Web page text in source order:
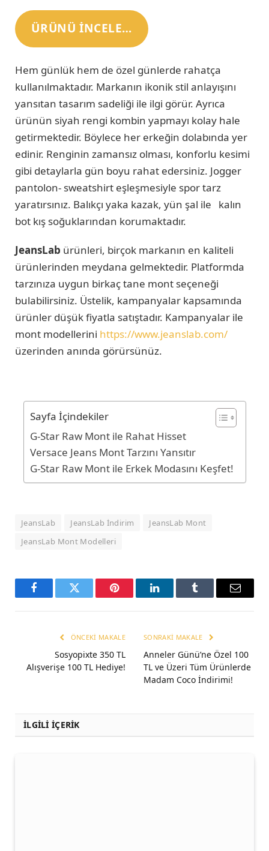
ÜRÜNÜ INCELE…
Hem günlük hem de özel günlerde rahatça
kullanılmaktadır. Markanın ikonik stil anlayışını
yansıtan tasarım sadeliği ile ilgi görür. Ayrıca
ürünün siyah rengi kombin yapmayı kolay hale
getirmektedir. Böylece her erkeğin dolabında yer
edinir. Renginin zamansız olması, konforlu kesimi
gibi detaylarla gün boyu rahat edersiniz. Jogger
pantolon- sweatshirt eşleşmesiyle spor tarz
yaratırsınız. Balıkçı yaka kazak, yün şal ile kalın
bot kış soğuklarından korumaktadır.
JeansLab ürünleri, birçok markanın en kaliteli
ürünlerinden meydana gelmektedir. Platformda
tarzınıza uygun birkaç tane mont seçeneği
bulabilirsiniz. Üstelik, kampanyalar kapsamında
ürünler düşük fiyatla satıştadır. Kampanyalar ile
mont modellerini https://www.jeanslab.com/
üzerinden anında görürsünüz.
Sayfa İçindekiler
G-Star Raw Mont ile Rahat Hisset
Versace Jeans Mont Tarzını Yansıtır
G-Star Raw Mont ile Erkek Modasını Keşfet!
JeansLab JeansLab İndirim
JeansLab Mont
JeansLab Mont Modelleri
FacebookTwitter Pinterest LinkedInTumblr Email
ÖNCEKI MAKALE
Sosyopixte 350 TL
Alışverişe 100 TL Hediye!
SONRAKI MAKALE
Anneler Günü’ne Özel 100
TL ve Üzeri Tüm Ürünlerde
Madam Coco İndirimi!
İLGİLİ İÇERİK